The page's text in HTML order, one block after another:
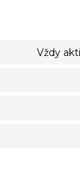
Vždy